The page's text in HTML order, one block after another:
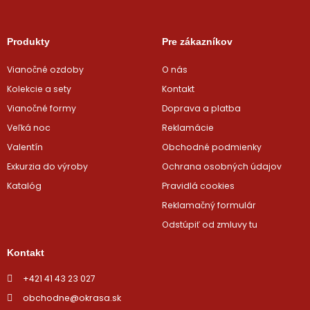
Produkty
Vianočné ozdoby
Kolekcie a sety
Vianočné formy
Veľká noc
Valentín
Exkurzia do výroby
Katalóg
Pre zákazníkov
O nás
Kontakt
Doprava a platba
Reklamácie
Obchodné podmienky
Ochrana osobných údajov
Pravidlá cookies
Reklamačný formulár
Odstúpiť od zmluvy tu
Kontakt
+421 41 43 23 027
obchodne@okrasa.sk